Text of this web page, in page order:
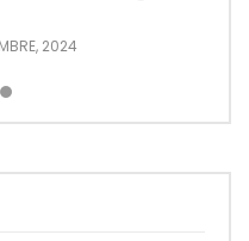
2024
2024
2024